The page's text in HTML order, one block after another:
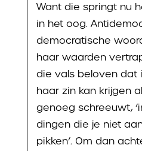
Want die springt nu
in het oog.
democratische
haar waarden
die vals beloven dat
haar zin kan krijgen
genoeg schreeuwt,
dingen die je niet
pikken’. Om dan